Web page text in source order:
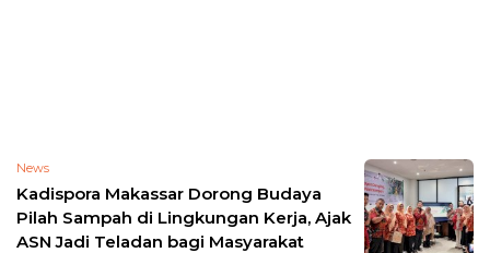
News
Kadispora Makassar Dorong Budaya
Pilah Sampah di Lingkungan Kerja, Ajak
ASN Jadi Teladan bagi Masyarakat